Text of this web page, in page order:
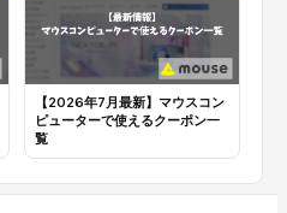
【2026年7月最新】マウスコン
ピューターで使えるクーポン一
覧